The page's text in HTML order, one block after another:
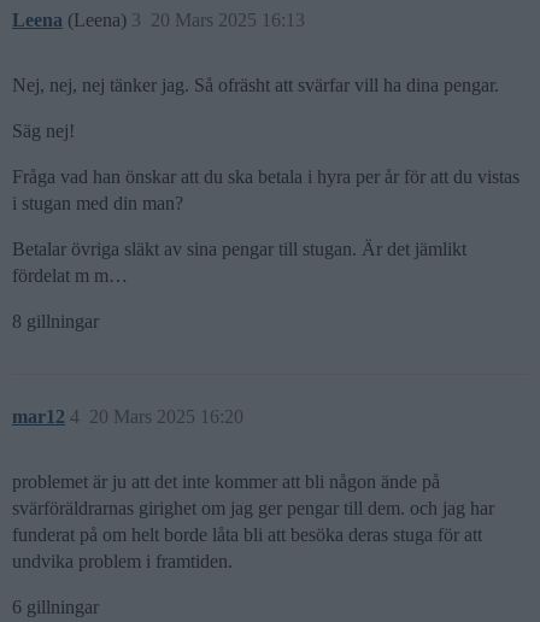
Leena (Leena) 20 Mars 2025 16:13
3
Nej, nej, nej tänker jag. Så ofräsht att svärfar vill ha dina pengar.
Säg nej!
Fråga vad han önskar att du ska betala i hyra per år för att du vistas
i stugan med din man?
Betalar övriga släkt av sina pengar till stugan. Är det jämlikt
fördelat m m…
8 gillningar
mar12 20 Mars 2025 16:20
4
problemet är ju att det inte kommer att bli någon ände på
svärföräldrarnas girighet om jag ger pengar till dem. och jag har
funderat på om helt borde låta bli att besöka deras stuga för att
undvika problem i framtiden.
6 gillningar